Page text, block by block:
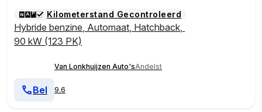
Kilometerstand Gecontroleerd
Hybride benzine, Automaat, Hatchback,
90 kW (123 PK)
Van Lonkhuijzen Auto'sAndelst
9.6
Bel